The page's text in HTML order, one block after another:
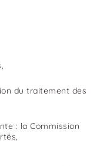
du traitement des
: la Commission